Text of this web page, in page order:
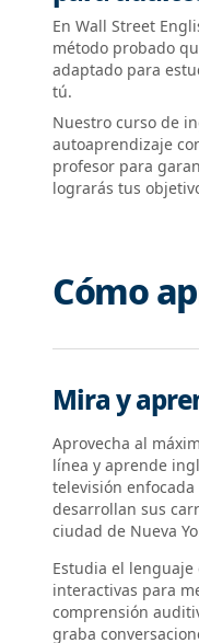
En Wall Street
método probado
adaptado para
tú.
Nuestro curso de
autoaprendizaje
profesor para
lograrás tus
Cómo
Mira y
Aprovecha al
línea y aprende
televisión
desarrollan sus
ciudad de Nueva
Estudia el lenguaje
interactivas para
comprensión
graba